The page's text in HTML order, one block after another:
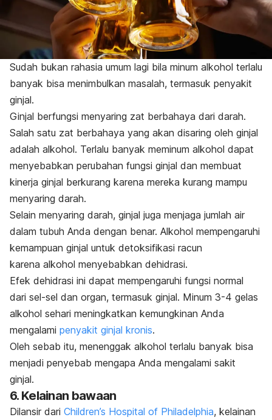
Sudah bukan rahasia umum lagi bila minum alkohol terlalu
banyak bisa menimbulkan masalah, termasuk penyakit
ginjal.
Ginjal berfungsi menyaring zat berbahaya dari darah.
Salah satu zat berbahaya yang akan disaring oleh ginjal
adalah alkohol. Terlalu banyak meminum alkohol dapat
menyebabkan perubahan fungsi ginjal dan membuat
kinerja ginjal berkurang karena mereka kurang mampu
menyaring darah.
Selain menyaring darah, ginjal juga menjaga jumlah air
dalam tubuh Anda dengan benar. Alkohol mempengaruhi
kemampuan ginjal untuk detoksifikasi racun
karena alkohol menyebabkan dehidrasi.
Efek dehidrasi ini dapat mempengaruhi fungsi normal
dari sel-sel dan organ, termasuk ginjal. Minum 3-4 gelas
alkohol sehari meningkatkan kemungkinan Anda
mengalami penyakit ginjal kronis.
Oleh sebab itu, menenggak alkohol terlalu banyak bisa
menjadi penyebab mengapa Anda mengalami sakit
ginjal.
6. Kelainan bawaan
Dilansir dari Children’s Hospital of Philadelphia, kelainan